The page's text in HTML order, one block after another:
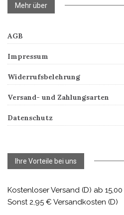
Mehr über
AGB
Impressum
Widerrufsbelehrung
Versand- und Zahlungsarten
Datenschutz
Ihre Vorteile bei uns
Kostenloser Versand (D) ab
Sonst 2,95 € Versandkosten (D)